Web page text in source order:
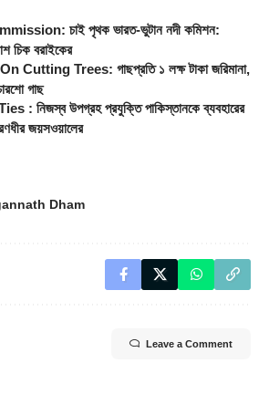
চাই পৃথক ভারত-ভুটান নদী কমিশন:
চিক বরাইকের
Trees: গাছপ্রতি ১ লক্ষ টাকা জরিমানা,
গাছ
: নিজস্ব উপগ্রহ প্রযুক্তি পাকিস্তানকে ব্যবহারের
জয়সওয়ালের
Dham
Leave a Comment